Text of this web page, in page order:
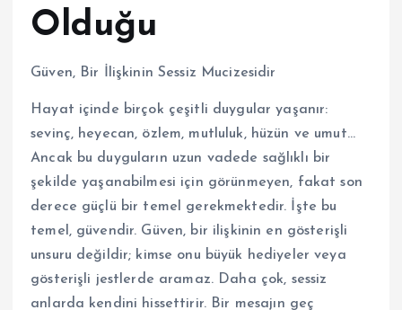
Olduğu
Güven, Bir İlişkinin Sessiz Mucizesidir
Hayat içinde birçok çeşitli duygular yaşanır:
sevinç, heyecan, özlem, mutluluk, hüzün ve umut…
Ancak bu duyguların uzun vadede sağlıklı bir
şekilde yaşanabilmesi için görünmeyen, fakat son
derece güçlü bir temel gerekmektedir. İşte bu
temel, güvendir. Güven, bir ilişkinin en gösterişli
unsuru değildir; kimse onu büyük hediyeler veya
gösterişli jestlerde aramaz. Daha çok, sessiz
anlarda kendini hissettirir. Bir mesajın geç